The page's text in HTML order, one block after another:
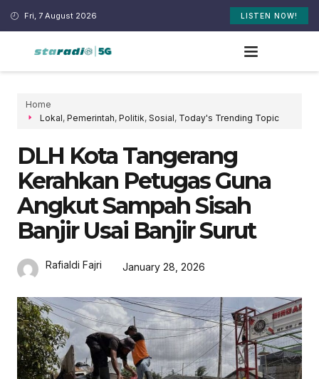
Fri, 7 August 2026 LISTEN NOW!
Home
Lokal, Pemerintah, Politik, Sosial, Today's Trending Topic
DLH Kota Tangerang
Kerahkan Petugas Guna
Angkut Sampah Sisah
Banjir Usai Banjir Surut
Rafialdi Fajri January 28, 2026